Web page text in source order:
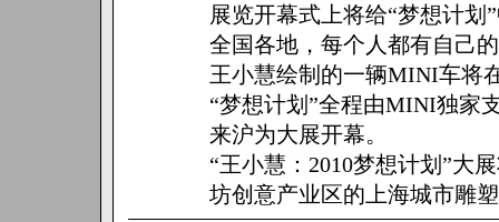
展览开幕式上将给“梦想计划
全国各地，每个人都有自己
王小慧绘制的一辆MINI车将
“梦想计划”全程由MINI独家
来沪为大展开幕。
“王小慧：2010梦想计划”大
坊创意产业区的上海城市雕